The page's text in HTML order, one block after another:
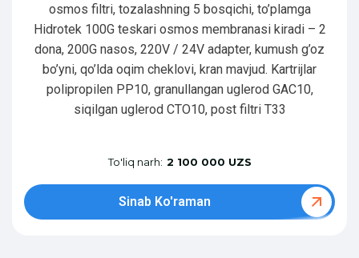
osmos filtri, tozalashning 5 bosqichi, to’plamga
Hidrotek 100G teskari osmos membranasi kiradi – 2
dona, 200G nasos, 220V / 24V adapter, kumush g’oz
bo’yni, qo’lda oqim cheklovi, kran mavjud. Kartrijlar
polipropilen PP10, granullangan uglerod GAC10,
siqilgan uglerod CTO10, post filtri T33
To'liq narh: 2 100 000 UZS
Sinab Ko'raman